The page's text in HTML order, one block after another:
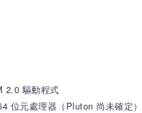
2.0 驅動程式
位元處理器（Pluton 尚未確定）